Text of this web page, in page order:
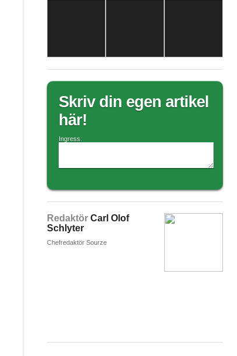
Skriv din egen artikel
här!
Ingress:
Redaktör Carl Olof
Schlyter
Chefredaktör Sourze